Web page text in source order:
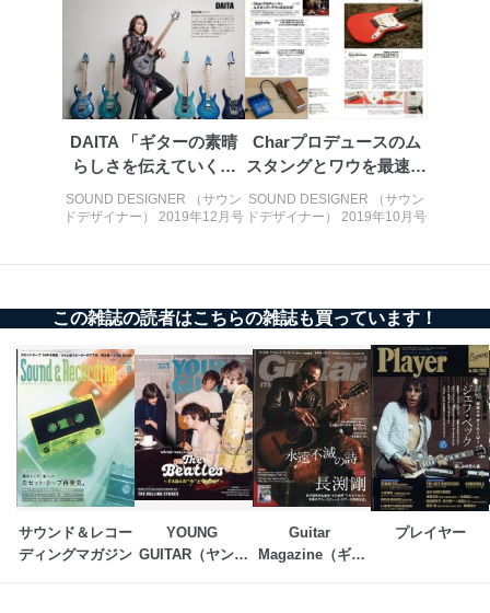
DAITA 「ギターの素晴
らしさを伝えていくの
が、僕...
SOUND DESIGNER （サウン
ドデザイナー） 2019年12月号
Charプロデュースのム
スタングとワウを最速試
奏！
SOUND DESIGNER （サウン
ドデザイナー） 2019年10月号
この雑誌の読者はこちらの雑誌も買っています！
サウンド＆レコー
ディングマガジン
YOUNG
GUITAR（ヤング
Guitar
Magazine（ギタ
プレイヤー